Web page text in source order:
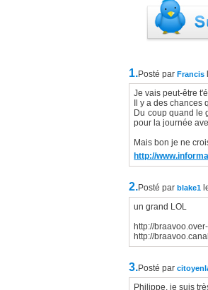
1.Posté par Francis
Je vais peut-être
Il y a des
Du coup quand le
pour la journée
Mais bon je ne
http://
2.Posté par blake1
un grand LOL
http://
http://
3.Posté par
Philippe, je suis